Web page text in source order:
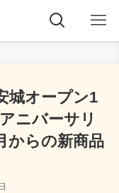
城オープン1
ニバーサリ
からの新商品